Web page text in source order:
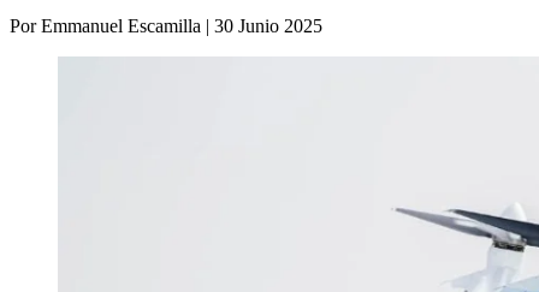
Por Emmanuel Escamilla | 30 Junio 2025